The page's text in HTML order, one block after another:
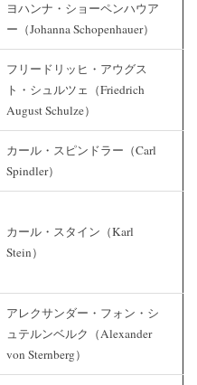
ヨハンナ・ショーペンハウア
ー（Johanna Schopenhauer）
フリードリッヒ・アウグス
ト・シュルツェ（Friedrich
August Schulze）
カール・スピンドラー（Carl
Spindler）
カール・スタイン（Karl
Stein）
アレクサンダー・フォン・シ
ュテルンベルク（Alexander
von Sternberg）